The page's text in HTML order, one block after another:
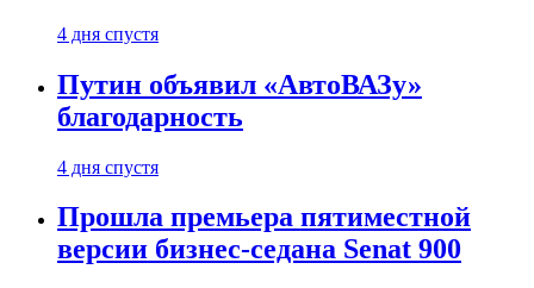
4 дня спустя
Путин объявил «АвтоВАЗу»
благодарность
4 дня спустя
Прошла премьера пятиместной
версии бизнес-седана Senat 900